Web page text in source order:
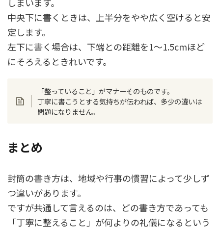
しまいます。
中央下に書くときは、上半分をやや広く空けると安
定します。
左下に書く場合は、下端との距離を1〜1.5cmほど
にそろえるときれいです。
「整っていること」がマナーそのものです。
丁寧に書こうとする気持ちが伝われば、多少の違いは
問題になりません。
まとめ
封筒の書き方は、地域や行事の慣習によって少しず
つ違いがあります。
ですが共通して言えるのは、どの書き方であっても
「丁寧に整えること」が何よりの礼儀になるという